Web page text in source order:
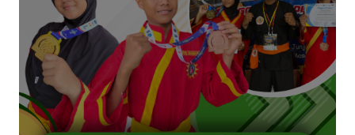
Selengkapnya